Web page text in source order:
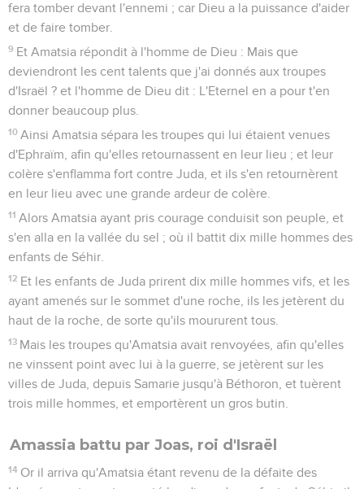
fera tomber devant l'ennemi ; car Dieu a la puissance d'aider
et de faire tomber.
9 Et Amatsia répondit à l'homme de Dieu : Mais que
deviendront les cent talents que j'ai donnés aux troupes
d'Israël ? et l'homme de Dieu dit : L'Eternel en a pour t'en
donner beaucoup plus.
10 Ainsi Amatsia sépara les troupes qui lui étaient venues
d'Ephraïm, afin qu'elles retournassent en leur lieu ; et leur
colère s'enflamma fort contre Juda, et ils s'en retournèrent
en leur lieu avec une grande ardeur de colère.
11 Alors Amatsia ayant pris courage conduisit son peuple, et
s'en alla en la vallée du sel ; où il battit dix mille hommes des
enfants de Séhir.
12 Et les enfants de Juda prirent dix mille hommes vifs, et les
ayant amenés sur le sommet d'une roche, ils les jetèrent du
haut de la roche, de sorte qu'ils moururent tous.
13 Mais les troupes qu'Amatsia avait renvoyées, afin qu'elles
ne vinssent point avec lui à la guerre, se jetèrent sur les
villes de Juda, depuis Samarie jusqu'à Béthoron, et tuèrent
trois mille hommes, et emportèrent un gros butin.
Amassia battu par Joas, roi d'Israël
14 Or il arriva qu'Amatsia étant revenu de la défaite des